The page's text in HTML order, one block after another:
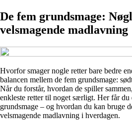
De fem grundsmage:
velsmagende madlavning
Hvorfor smager nogle retter bare bedre
balancen mellem de fem grundsmage:
Når du forstår, hvordan de spiller
enkleste retter til noget særligt. Her får
grundsmage – og hvordan du kan bruge
velsmagende madlavning i hverdagen.